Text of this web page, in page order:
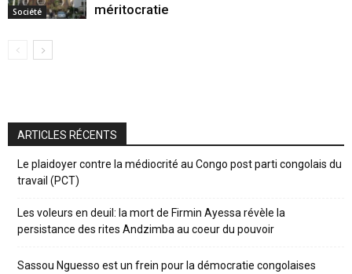
Société
méritocratie
ARTICLES RÉCENTS
Le plaidoyer contre la médiocrité au Congo post parti congolais du
travail (PCT)
Les voleurs en deuil: la mort de Firmin Ayessa révèle la
persistance des rites Andzimba au coeur du pouvoir
Sassou Nguesso est un frein pour la démocratie congolaises